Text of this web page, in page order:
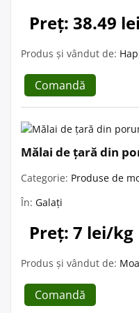
Preț: 38.49 lei
Produs și vândut de:
Comandă
Mălai de țară din
Categorie: Produse de
În: Galați
Preț: 7 lei/kg
Produs și vândut de:
Comandă